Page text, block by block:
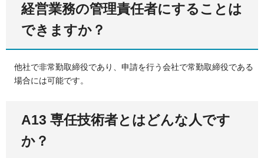
経営業務の管理責任者にすることは
できますか？
他社で非常勤取締役であり、申請を行う会社で常勤取締役である
場合には可能です。
A13 専任技術者とはどんな人です
か？